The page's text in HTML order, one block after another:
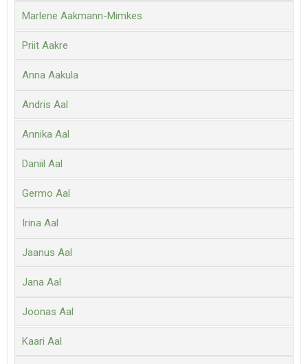
Marlene Aakmann-Mimkes
Priit Aakre
Anna Aakula
Andris Aal
Annika Aal
Daniil Aal
Germo Aal
Irina Aal
Jaanus Aal
Jana Aal
Joonas Aal
Kaari Aal